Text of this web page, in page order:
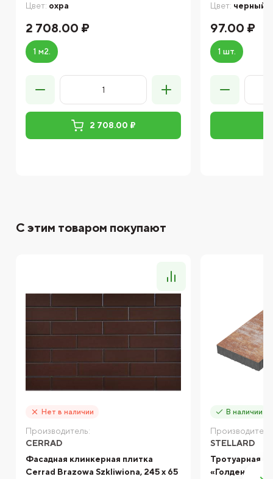
Цвет: охра
2 708.00 ₽
1 м2.
2 708.00 ₽
Цвет: черный
97.00 ₽
1 шт.
С этим товаром покупают
Нет в наличии
Производитель:
CERRAD
Фасадная клинкерная плитка
Cerrad Brazowa Szkliwiona, 245 x 65
В наличии
STELLARD
Тротуарная
«Голден» 80